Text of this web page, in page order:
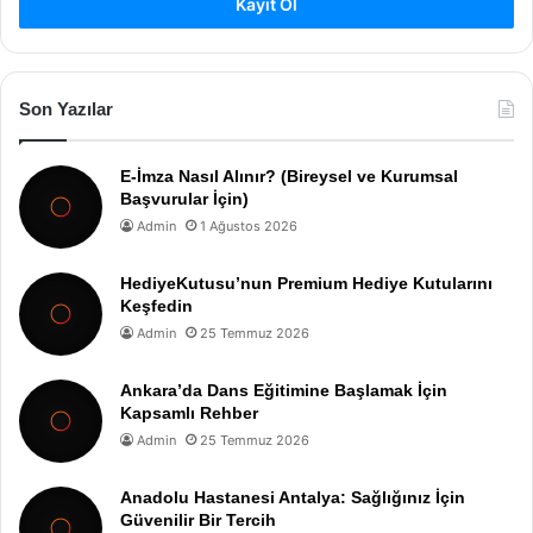
Son Yazılar
E-İmza Nasıl Alınır? (Bireysel ve Kurumsal
Başvurular İçin)
Admin 1 Ağustos 2026
HediyeKutusu’nun Premium Hediye Kutularını
Keşfedin
Admin 25 Temmuz 2026
Ankara’da Dans Eğitimine Başlamak İçin
Kapsamlı Rehber
Admin 25 Temmuz 2026
Anadolu Hastanesi Antalya: Sağlığınız İçin
Güvenilir Bir Tercih